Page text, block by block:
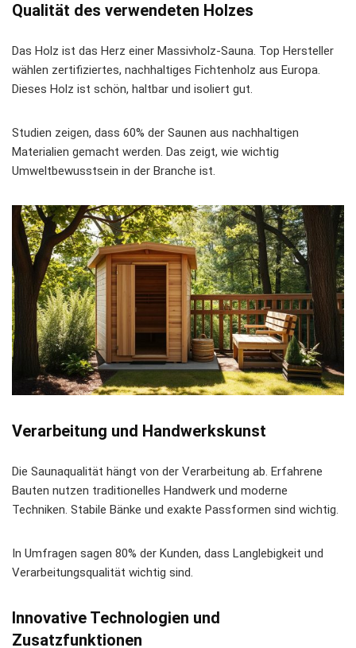
Qualität des verwendeten Holzes
Das Holz ist das Herz einer Massivholz-Sauna. Top Hersteller
wählen zertifiziertes, nachhaltiges Fichtenholz aus Europa.
Dieses Holz ist schön, haltbar und isoliert gut.
Studien zeigen, dass 60% der Saunen aus nachhaltigen
Materialien gemacht werden. Das zeigt, wie wichtig
Umweltbewusstsein in der Branche ist.
Verarbeitung und Handwerkskunst
Die Saunaqualität hängt von der Verarbeitung ab. Erfahrene
Bauten nutzen traditionelles Handwerk und moderne
Techniken. Stabile Bänke und exakte Passformen sind wichtig.
In Umfragen sagen 80% der Kunden, dass Langlebigkeit und
Verarbeitungsqualität wichtig sind.
Innovative Technologien und
Zusatzfunktionen